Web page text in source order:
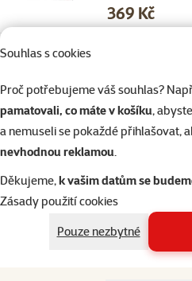
Souhlas s cookies
Proč potřebujeme váš souhlas?
pamatovali, co máte v košíku,
a nemuseli se pokaždé přihlašovat,
nevhodnou reklamou.
Děkujeme,k vašim datům se
Zásady použití cookies
Pouze nezbytné
Cena
369 Kč
COMBOtec pro
psy L 20-40kg
Hodnocení 0%
Cena
289 Kč